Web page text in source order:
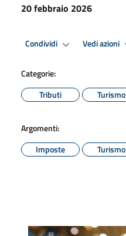
20 febbraio 2026
Condividi Vedi azioni
Categorie:
Tributi
Turismo
Argomenti:
Imposte
Turismo